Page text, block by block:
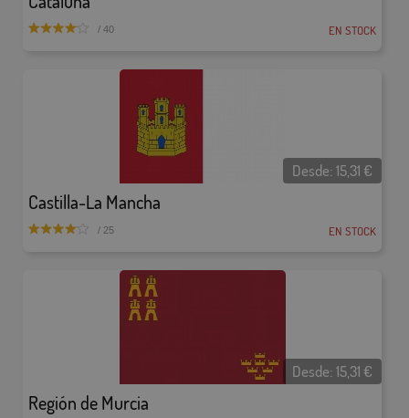
/ 40 EN STOCK
Castilla-La Mancha
Desde:15,31 €
/ 25 EN STOCK
Región de Murcia
Desde:15,31 €